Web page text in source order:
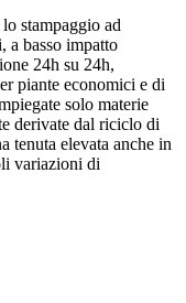
stampaggio ad
a basso impatto
24h su 24h,
piante economici e di
solo materie
derivate dal riciclo di
tenuta elevata anche in
variazioni di